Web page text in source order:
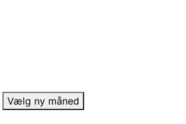
Vælg ny måned